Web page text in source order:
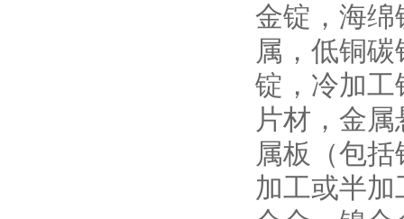
金锭，海绵
属，低铜
锭，冷加工
片材，金
属板（包
加工或半